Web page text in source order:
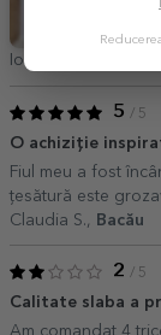
Ioana B,
5 / 5
O achiziție
Fiul meu a fost
țesătură este
Claudia S.,
Bacău
2 / 5
Calitate slaba a
Am comandat 4